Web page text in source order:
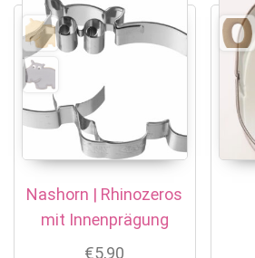
Nashorn | Rhinozeros
mit Innenprägung
€5,90